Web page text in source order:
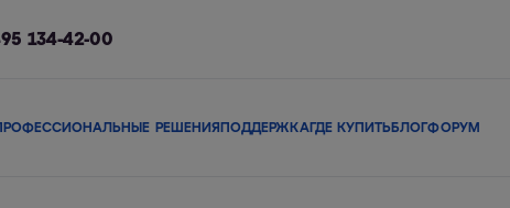
134-42-00
РЕШЕНИЯ ПОДДЕРЖКАГДЕ КУПИТЬ БЛОГФОРУМ